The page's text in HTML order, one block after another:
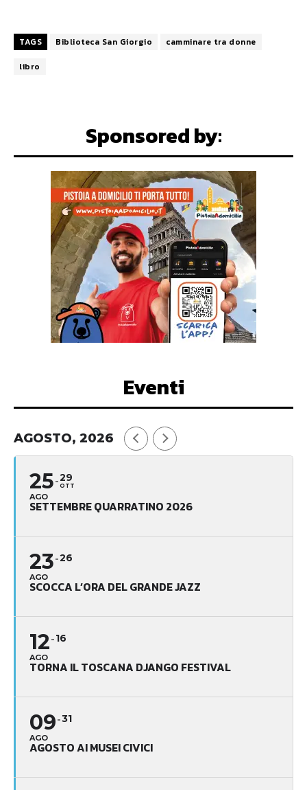
TAGS Biblioteca San Giorgio
camminare tra donne
libro
Sponsored by:
Eventi
AGOSTO, 2026
25
AGO
29
OTT
SETTEMBRE QUARRATINO 2026
23
AGO
26
SCOCCA L’ORA DEL GRANDE JAZZ
12
AGO
16
TORNA IL TOSCANA DJANGO FESTIVAL
09
AGO
31
AGOSTO AI MUSEI CIVICI